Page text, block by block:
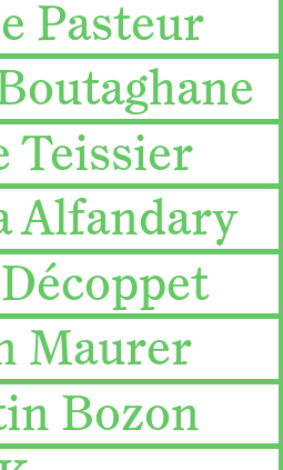
Pasteur
Teissier
Alfandary
Maurer
Bozon